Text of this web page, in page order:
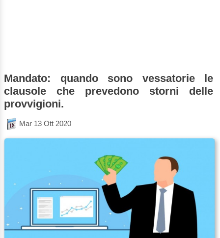
Mandato: quando sono vessatorie le
clausole che prevedono storni delle
provvigioni.
Mar 13 Ott 2020